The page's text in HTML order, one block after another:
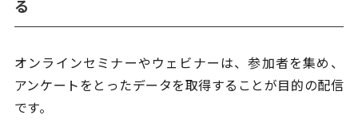
る
オンラインセミナーやウェビナーは、参加者を集め、
アンケートをとったデータを取得することが目的の配信
です。